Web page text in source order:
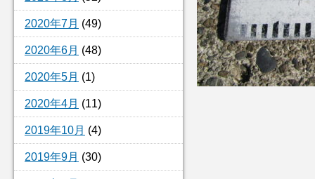
2020年7月 (49)
2020年6月 (48)
2020年5月 (1)
2020年4月 (11)
2019年10月 (4)
2019年9月 (30)